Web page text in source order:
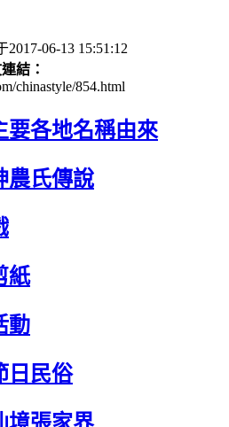
2017-06-13 15:51:12
結：
chinastyle/854.html
要各地名稱由來
農氏傳說
紙
動
日民俗
境張家界